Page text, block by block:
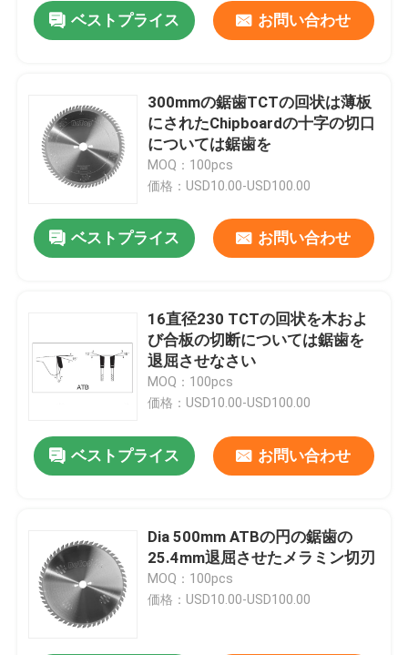
ベストプライス お問い合わせ
300mmの鋸歯TCTの回状は薄板
にされたChipboardの十字の切口
については鋸歯を
MOQ：100pcs
価格：USD10.00-USD100.00
ベストプライス お問い合わせ
16直径230 TCTの回状を木およ
び合板の切断については鋸歯を
退屈させなさい
MOQ：100pcs
価格：USD10.00-USD100.00
ベストプライス お問い合わせ
Dia 500mm ATBの円の鋸歯の
25.4mm退屈させたメラミン切刃
MOQ：100pcs
価格：USD10.00-USD100.00